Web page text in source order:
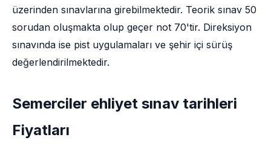
üzerinden sınavlarına girebilmektedir. Teorik sınav 50
sorudan oluşmakta olup geçer not 70'tir. Direksiyon
sınavında ise pist uygulamaları ve şehir içi sürüş
değerlendirilmektedir.
Semerciler ehliyet sınav tarihleri
Fiyatları